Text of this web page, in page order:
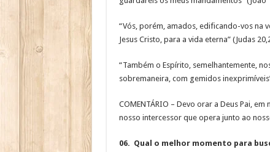
“Vós, porém, amados, edificando-vos na
Jesus Cristo, para a vida eterna” (Judas
“Também o Espírito, semelhantemente,
sobremaneira, com gemidos
COMENTÁRIO – Devo orar a Deus Pai,
nosso intercessor que opera junto ao
06. Qual o melhor momento para